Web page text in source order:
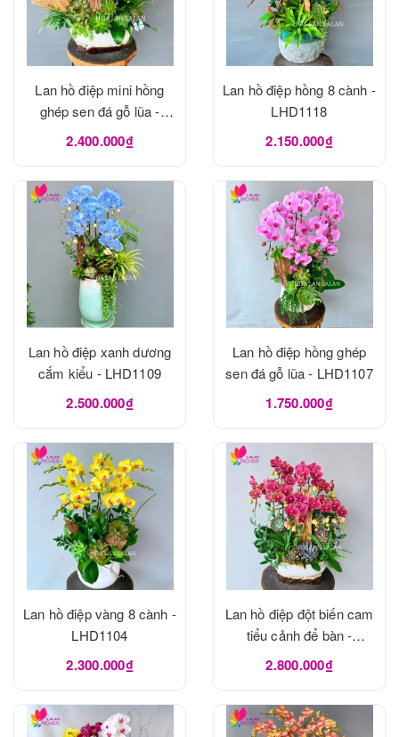
Lan hồ điệp mini hồng
ghép sen đá gỗ lũa -
LHD1120
2.400.000₫
Lan hồ điệp hồng 8 cành -
LHD1118
2.150.000₫
Lan hồ điệp xanh dương
cắm kiểu - LHD1109
2.500.000₫
Lan hồ điệp hồng ghép
sen đá gỗ lũa - LHD1107
1.750.000₫
Lan hồ điệp vàng 8 cành -
LHD1104
2.300.000₫
Lan hồ điệp đột biến cam
tiểu cảnh để bàn -
LHD1103
2.800.000₫